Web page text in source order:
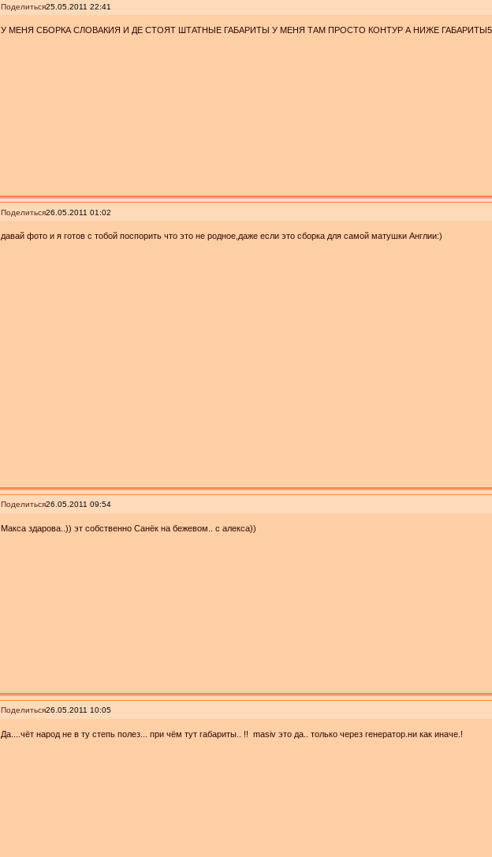
Поделиться25.05.2011 22:41
У МЕНЯ СБОРКА СЛОВАКИЯ И ДЕ СТОЯТ ШТАТНЫЕ ГАБАРИТЫ У МЕНЯ ТАМ ПРОСТО КОНТУР А НИЖЕ
Поделиться26.05.2011 01:02
давай фото и я готов с тобой поспорить что это не родное,даже если это сборка для самой матушки Англии:)
Поделиться26.05.2011 09:54
Макса здарова..)) эт собственно Санёк на бежевом.. с алекса))
Поделиться26.05.2011 10:05
Да....чёт народ не в ту степь полез... при чём тут габариты.. !! masiv это да.. только через генератор.ни как иначе.!